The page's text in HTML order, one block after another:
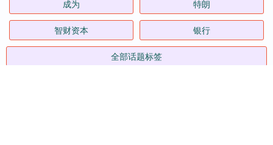
成为 特朗
智财资本 银行